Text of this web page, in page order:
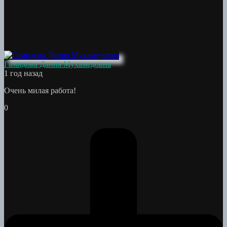
Гамидова Дания Мухамедовна
1 год назад
Очень милая работа!
0